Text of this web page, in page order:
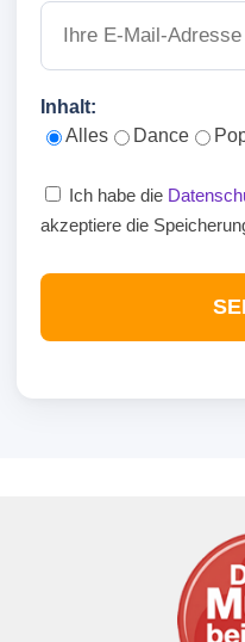
Inhalt:
Alles
Dance
Ich habe die
akzeptiere die